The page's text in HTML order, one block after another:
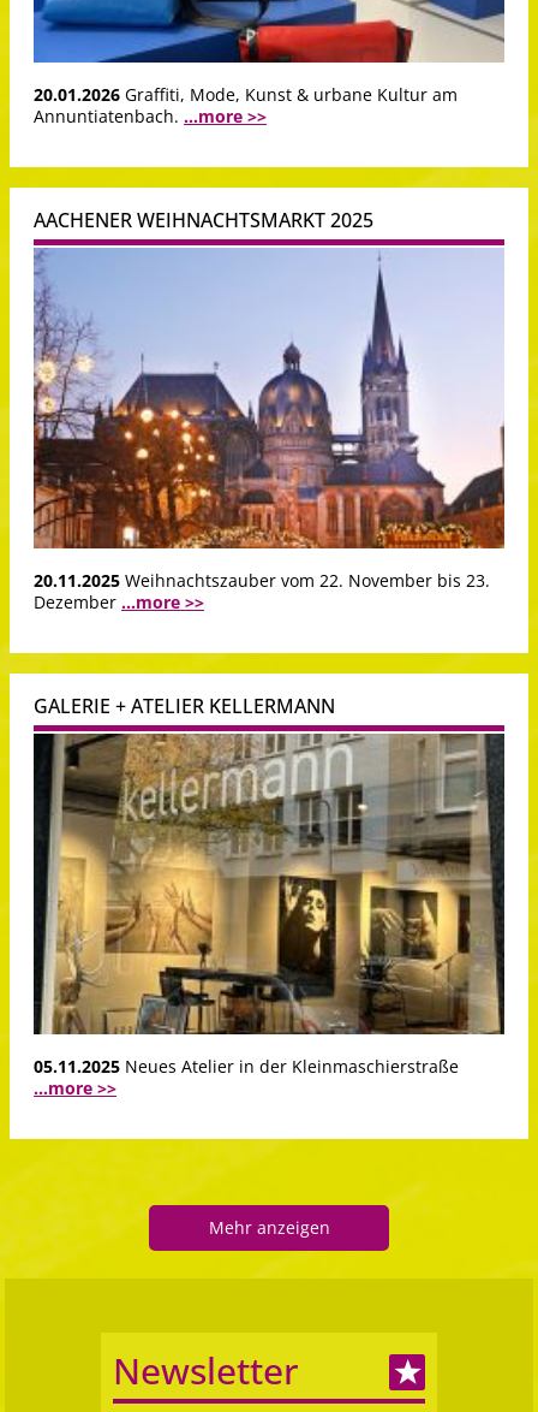
20.01.2026 Graffiti, Mode, Kunst & urbane Kultur am
Annuntiatenbach. ...more >>
AACHENER WEIHNACHTSMARKT 2025
20.11.2025 Weihnachtszauber vom 22. November bis 23.
Dezember ...more >>
GALERIE + ATELIER KELLERMANN
05.11.2025 Neues Atelier in der Kleinmaschierstraße
...more >>
Mehr anzeigen
Newsletter